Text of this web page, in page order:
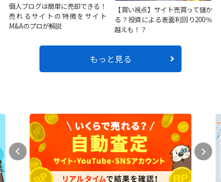
個人ブログは簡単に売却できる！
売れるサイトの特徴をサイト
M&Aのプロが解説
【買い視点】サイト売買って儲か
る？投資による表面利回り200％
越えも！？
もっと見る